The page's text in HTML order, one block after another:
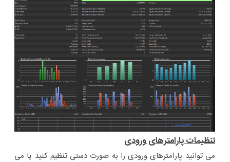
تنظیمات پارامترهای ورودی
می توانید پارامترهای ورودی را به صورت دستی تنظیم کنید یا می